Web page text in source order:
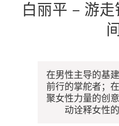
往期杂志
白丽平 – 游
间
在男性主导的基
前行的掌舵者；
聚女性力量的创
动诠释女性